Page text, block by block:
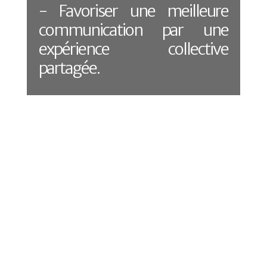
- Favoriser une meilleure
communication par une
expérience collective
partagée.